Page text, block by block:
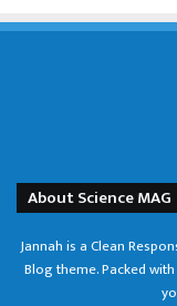
About Science MAG
Jannah is a Clean
Blog theme. Packed